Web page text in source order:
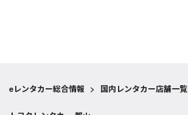
eレンタカー総合情報 > 国内レンタカー店舗一覧